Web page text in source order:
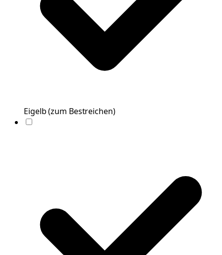
Eigelb(zum Bestreichen)